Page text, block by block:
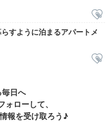
辺で外食するかお部屋で
早朝オープンの店も豊富
んもあるので散歩がてら
らすように泊まるアパートメ
日へ
ローして、
報を受け取ろう♪